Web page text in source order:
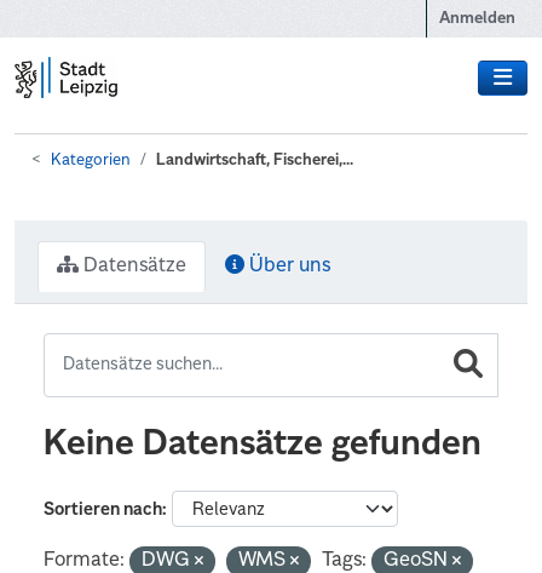
Anmelden
Kategorien Landwirtschaft, Fischerei,...
Datensätze Über uns
Keine Datensätze gefunden
Sortieren nach
Formate: DWG WMS Tags:
GeoSN